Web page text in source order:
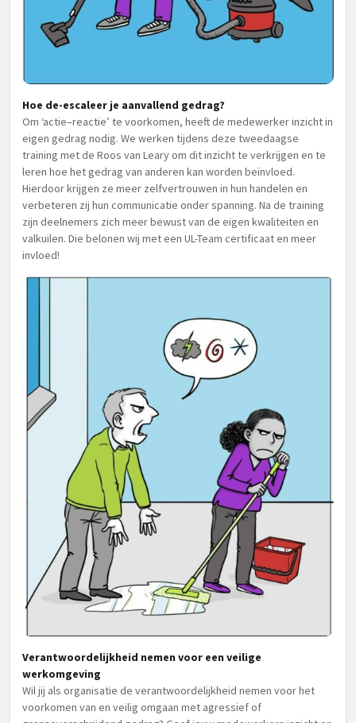
Hoe de-escaleer je aanvallend gedrag?
Om ‘actie–reactie’ te voorkomen, heeft de medewerker inzicht in
eigen gedrag nodig. We werken tijdens deze tweedaagse
training met de Roos van Leary om dit inzicht te verkrijgen en te
leren hoe het gedrag van anderen kan worden beïnvloed.
Hierdoor krijgen ze meer zelfvertrouwen in hun handelen en
verbeteren zij hun communicatie onder spanning. Na de training
zijn deelnemers zich meer bewust van de eigen kwaliteiten en
valkuilen. Die belonen wij met een UL-Team certificaat en meer
invloed!
Verantwoordelijkheid nemen voor een veilige
werkomgeving
Wil jij als organisatie de verantwoordelijkheid nemen voor het
voorkomen van en veilig omgaan met agressief of